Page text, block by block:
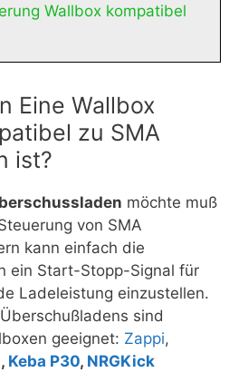
Wallbox kompatibel
Eine Wallbox
zu SMA
ist?
möchte muß
von SMA
kann einfach die
ein Start-Stopp-Signal für
Ladeleistung einzustellen.
sind
geeignet: Zappi,
, Keba P30, NRGKick